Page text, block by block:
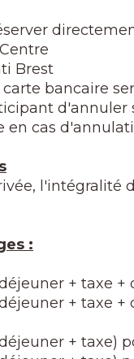
Brest
bancaire
d'annuler
en cas
l'intégralité
:
+ taxe +
+ taxe +
+ taxe)